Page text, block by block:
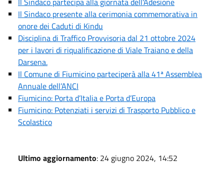
Il Sindaco presente alla cerimonia commemorativa in
onore dei Caduti di Kindu
Disciplina di Traffico Provvisoria dal 21 ottobre 2024
per i lavori di riqualificazione di Viale Traiano e della
Darsena.
Il Comune di Fiumicino parteciperà alla 41ª Assemblea
Annuale dell’ANCI
Fiumicino: Porta d’Italia e Porta d’Europa
Fiumicino: Potenziati i servizi di Trasporto Pubblico e
Scolastico
Ultimo aggiornamento: 24 giugno 2024, 14:52